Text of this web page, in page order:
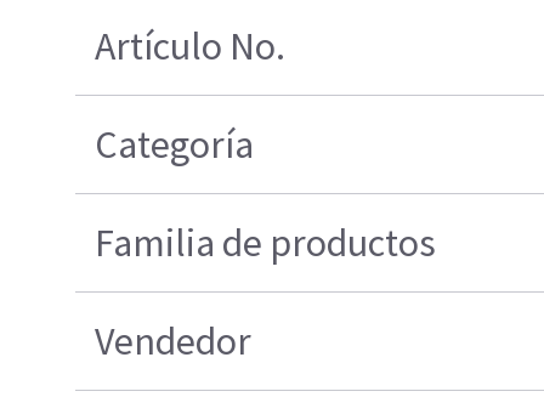
Artículo No.
Categoría
Familia de productos
Vendedor